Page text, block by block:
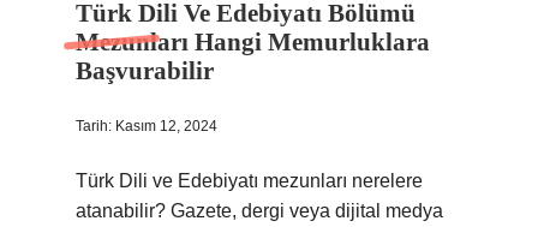
Türk Dili Ve Edebiyatı Bölümü
Mezunları Hangi Memurluklara
Başvurabilir
Tarih: Kasım 12, 2024
Türk Dili ve Edebiyatı mezunları nerelere
atanabilir? Gazete, dergi veya dijital medya